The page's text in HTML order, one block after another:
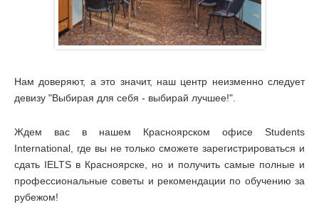
Нам доверяют, а это значит, наш центр неизменно следует
девизу "Выбирая для себя - выбирай лучшее!".
Ждем вас в нашем Красноярском офисе Students
International, где вы не только сможете зарегистрироваться и
сдать IELTS в Красноярске, но и получить самые полные и
профессиональные советы и рекомендации по обучению за
рубежом!